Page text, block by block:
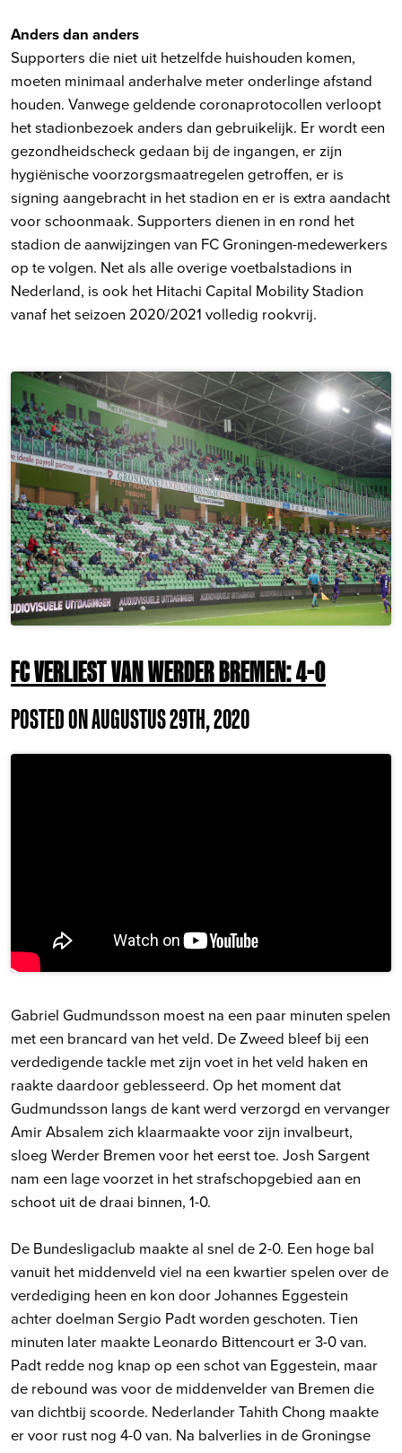
Anders dan anders
Supporters die niet uit hetzelfde huishouden komen,
moeten minimaal anderhalve meter onderlinge afstand
houden. Vanwege geldende coronaprotocollen verloopt
het stadionbezoek anders dan gebruikelijk. Er wordt een
gezondheidscheck gedaan bij de ingangen, er zijn
hygiënische voorzorgsmaatregelen getroffen, er is
signing aangebracht in het stadion en er is extra aandacht
voor schoonmaak. Supporters dienen in en rond het
stadion de aanwijzingen van FC Groningen-medewerkers
op te volgen. Net als alle overige voetbalstadions in
Nederland, is ook het Hitachi Capital Mobility Stadion
vanaf het seizoen 2020/2021 volledig rookvrij.
FC VERLIEST VAN WERDER BREMEN: 4-0
POSTED ON AUGUSTUS 29TH, 2020
Gabriel Gudmundsson moest na een paar minuten spelen
met een brancard van het veld. De Zweed bleef bij een
verdedigende tackle met zijn voet in het veld haken en
raakte daardoor geblesseerd. Op het moment dat
Gudmundsson langs de kant werd verzorgd en vervanger
Amir Absalem zich klaarmaakte voor zijn invalbeurt,
sloeg Werder Bremen voor het eerst toe. Josh Sargent
nam een lage voorzet in het strafschopgebied aan en
schoot uit de draai binnen, 1-0.
De Bundesligaclub maakte al snel de 2-0. Een hoge bal
vanuit het middenveld viel na een kwartier spelen over de
verdediging heen en kon door Johannes Eggestein
achter doelman Sergio Padt worden geschoten. Tien
minuten later maakte Leonardo Bittencourt er 3-0 van.
Padt redde nog knap op een schot van Eggestein, maar
de rebound was voor de middenvelder van Bremen die
van dichtbij scoorde. Nederlander Tahith Chong maakte
er voor rust nog 4-0 van. Na balverlies in de Groningse